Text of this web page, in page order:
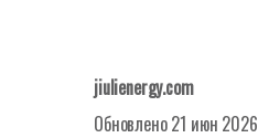
jiulienergy.com
Обновлено21 июн 2026